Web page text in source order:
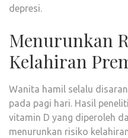
depresi.
Menurunkan
Kelahiran
Wanita hamil selalu
pada pagi hari. Hasil
vitamin D yang diperoleh
menurunkan risiko